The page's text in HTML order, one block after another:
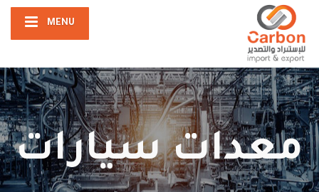
MENU
معدات سيارات